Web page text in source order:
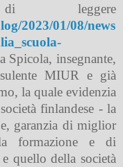
leggere
2023/01/08/news
Spicola, insegnante,
MIUR e già
la quale evidenzia
finlandese - la
garanzia di miglior
formazione e di
quello della società